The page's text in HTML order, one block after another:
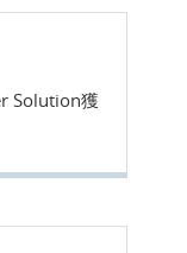
Solution獲